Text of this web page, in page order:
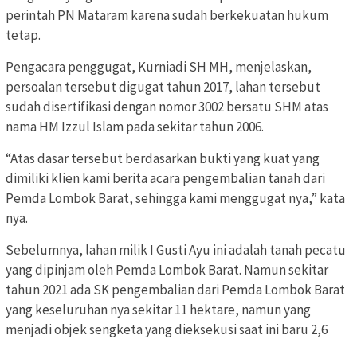
perintah PN Mataram karena sudah berkekuatan hukum
tetap.
Pengacara penggugat, Kurniadi SH MH, menjelaskan,
persoalan tersebut digugat tahun 2017, lahan tersebut
sudah disertifikasi dengan nomor 3002 bersatu SHM atas
nama HM Izzul Islam pada sekitar tahun 2006.
“Atas dasar tersebut berdasarkan bukti yang kuat yang
dimiliki klien kami berita acara pengembalian tanah dari
Pemda Lombok Barat, sehingga kami menggugat nya,” kata
nya.
Sebelumnya, lahan milik I Gusti Ayu ini adalah tanah pecatu
yang dipinjam oleh Pemda Lombok Barat. Namun sekitar
tahun 2021 ada SK pengembalian dari Pemda Lombok Barat
yang keseluruhan nya sekitar 11 hektare, namun yang
menjadi objek sengketa yang dieksekusi saat ini baru 2,6